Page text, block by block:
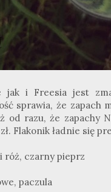
jak i Freesia jest
sprawia, że
od razu, że zapachy
Flakonik ładnie się
róż, czarny pieprz
paczula